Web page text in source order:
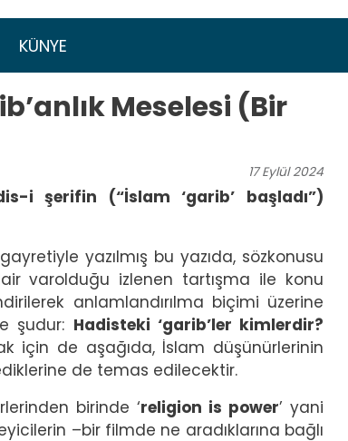
KÜNYE
Meselesi (Bir
17 Eylül 2024
i şerifin (“İslam ‘garib’ başladı”)
yazılmış bu yazıda, sözkonusu
varolduğu izlenen tartışma ile konu
anlamlandırılma biçimi üzerine
şudur: Hadisteki ‘garib’ler kimlerdir?
için de aşağıda, İslam düşünürlerinin
de temas edilecektir.
birinde ‘religion is power’ yani
–bir filmde ne aradıklarına bağlı